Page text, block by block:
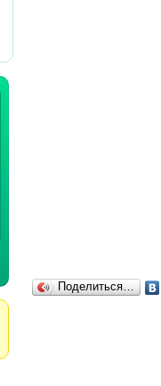
Поделиться…